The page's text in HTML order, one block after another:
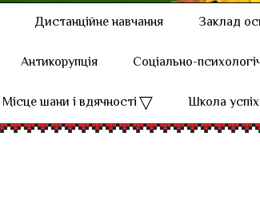
Дистанційне навчання Заклад
Антикорупція Соціально-
Місце шани і вдячності
Школа